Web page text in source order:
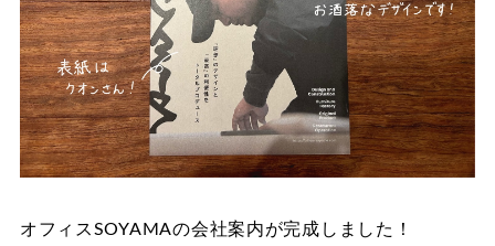
オフィスSOYAMAの会社案内が完成しました！